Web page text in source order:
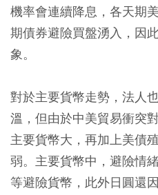
機率會連續降息，各天期
期債券避險買盤湧入，因
象。
對於主要貨幣走勢，法人
溫，但由於中美貿易衝突
主要貨幣大，再加上美債
弱。主要貨幣中，避險情
等避險貨幣，此外日圓還